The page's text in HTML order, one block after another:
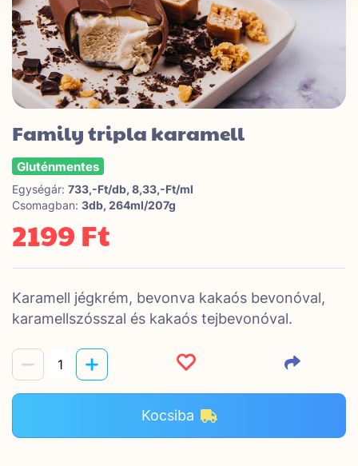
Family tripla karamell
Gluténmentes
Egységár: 733,-Ft/db, 8,33,-Ft/ml
Csomagban: 3db, 264ml/207g
2199 Ft
Karamell jégkrém, bevonva kakaós bevonóval,
karamellszósszal és kakaós tejbevonóval.
Kocsiba